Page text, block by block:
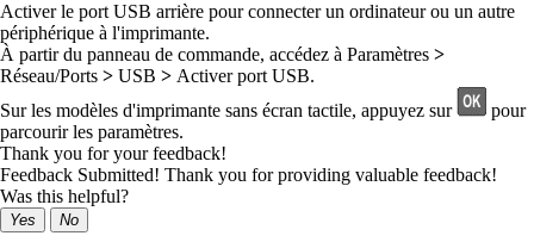
Activer le port USB arrière pour connecter un ordinateur ou un autre
périphérique à l'imprimante.
À partir du panneau de commande, accédez à Paramètres >
Réseau/Ports > USB > Activer port USB.
Sur les modèles d'imprimante sans écran tactile, appuyez sur
pour
parcourir les paramètres.
Thank you for your feedback!
Feedback Submitted! Thank you for providing valuable feedback!
Was this helpful?
Yes No